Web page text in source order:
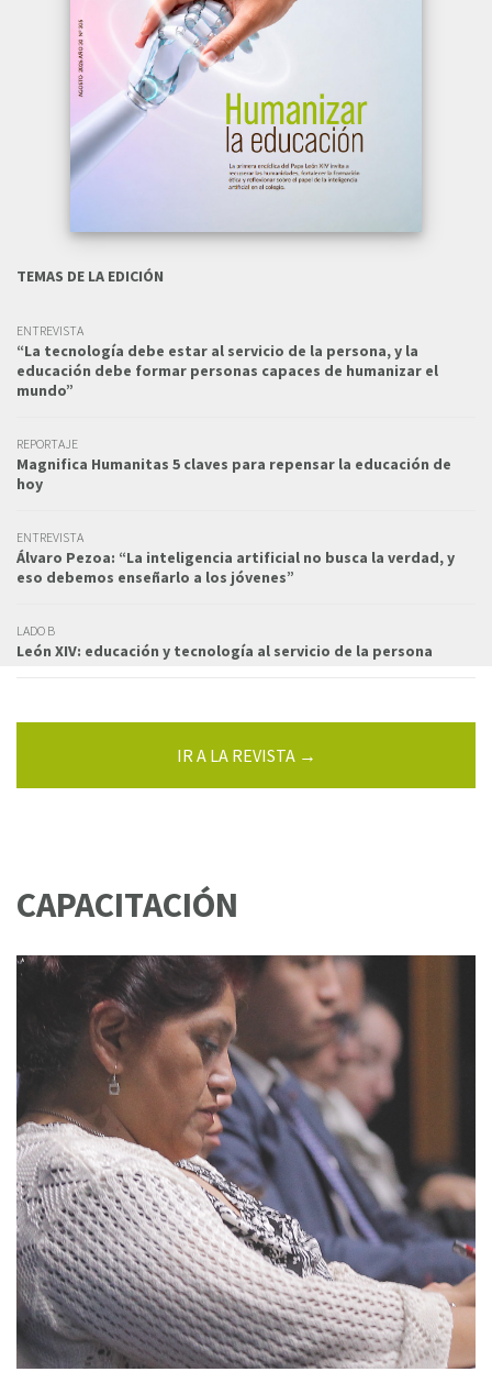
TEMAS DE LA EDICIÓN
ENTREVISTA
“La tecnología debe estar al servicio de la persona, y la
educación debe formar personas capaces de humanizar el
mundo”
REPORTAJE
Magnifica Humanitas 5 claves para repensar la educación de
hoy
ENTREVISTA
Álvaro Pezoa: “La inteligencia artificial no busca la verdad, y
eso debemos enseñarlo a los jóvenes”
LADO B
León XIV: educación y tecnología al servicio de la persona
IR A LA REVISTA →
CAPACITACIÓN